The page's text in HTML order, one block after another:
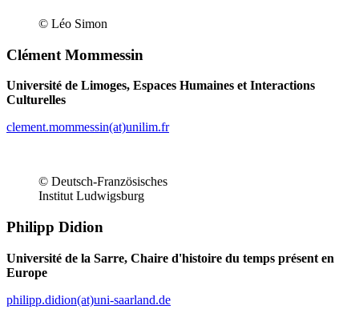
© Léo Simon
Clément Mommessin
Université de Limoges, Espaces Humaines et Interactions
Culturelles
clement.mommessin(at)unilim.fr
© Deutsch-Französisches
Institut Ludwigsburg
Philipp Didion
Université de la Sarre, Chaire d'histoire du temps présent en
Europe
philipp.didion(at)uni-saarland.de